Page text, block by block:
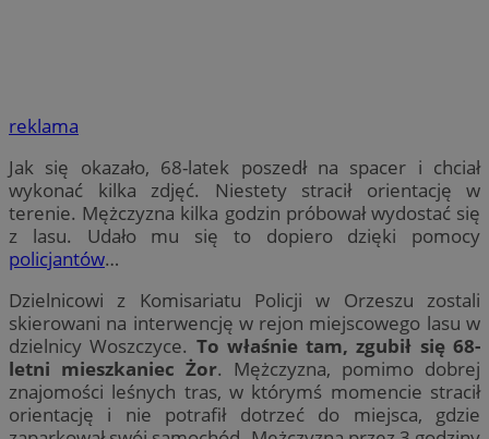
reklama
Jak się okazało, 68-latek poszedł na spacer i chciał
wykonać kilka zdjęć. Niestety stracił orientację w
terenie. Mężczyzna kilka godzin próbował wydostać się
z lasu. Udało mu się to dopiero dzięki pomocy
policjantów…
Dzielnicowi z Komisariatu Policji w Orzeszu zostali
skierowani na interwencję w rejon miejscowego lasu w
dzielnicy Woszczyce. To właśnie tam, zgubił się 68-
letni mieszkaniec Żor. Mężczyzna, pomimo dobrej
znajomości leśnych tras, w którymś momencie stracił
orientację i nie potrafił dotrzeć do miejsca, gdzie